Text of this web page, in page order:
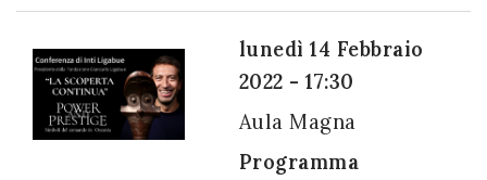
lunedì 14 Febbraio
2022 - 17:30
Aula Magna
Programma